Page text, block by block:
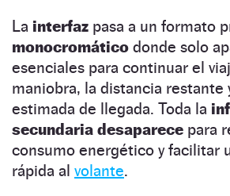
La interfaz pasa a un formato
monocromático donde solo
esenciales para continuar el
maniobra, la distancia restante
estimada de llegada. Toda la
secundaria desaparece para
consumo energético y facilitar
rápida al volante.